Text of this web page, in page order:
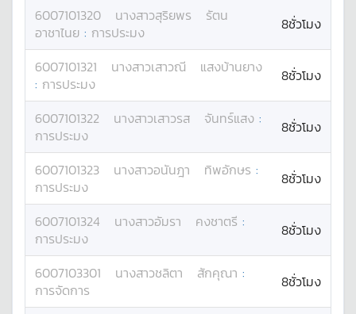
6007101320 นางสาวสุริยพร
รัตน
อาชาไนย : การประมง 8ชั่วโมง
6007101321 นางสาวเสาวณี
แสงบ้านยาง
: การประมง 8ชั่วโมง
6007101322 นางสาวเสาวรส จันทร์แสง :
การประมง
8ชั่วโมง
6007101323 นางสาวอนันฎา ทิพอักษร :
การประมง
8ชั่วโมง
6007101324 นางสาวอัมรา คงชาตรี :
การประมง
8ชั่วโมง
6007103301 นางสาวชลิตา สักคุณา :
การจัดการ
8ชั่วโมง